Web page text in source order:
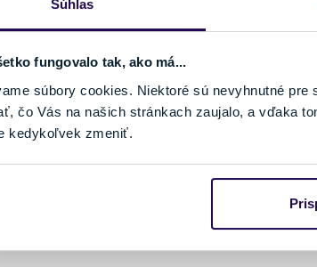
Súhlas
fungovalo tak, ako má...
súbory cookies. Niektoré sú nevyhnutné pre
čo Vás na našich stránkach zaujalo, a vďaka
kedykoľvek zmeniť.
Posledný kus
Pozreli ste